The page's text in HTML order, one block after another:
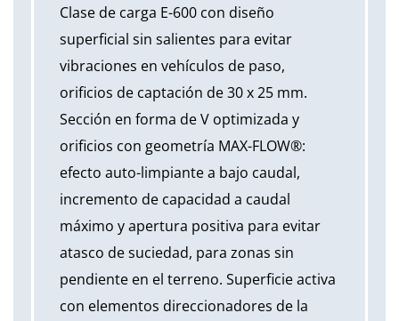
Clase de carga E-600 con diseño
superficial sin salientes para evitar
vibraciones en vehículos de paso,
orificios de captación de 30 x 25 mm.
Sección en forma de V optimizada y
orificios con geometría MAX-FLOW®:
efecto auto-limpiante a bajo caudal,
incremento de capacidad a caudal
máximo y apertura positiva para evitar
atasco de suciedad, para zonas sin
pendiente en el terreno. Superficie activa
con elementos direccionadores de la